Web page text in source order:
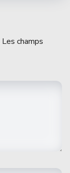
Les champs